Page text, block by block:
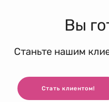
Вы
Станьте нашим
Стать клиентом!